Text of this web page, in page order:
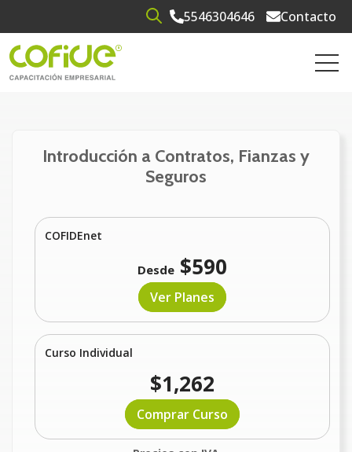
Open search5546304646 Contacto
Introducción a Contratos, Fianzas y
Seguros
Curso Individual
$1,262
Comprar Curso
COFIDEnet
Desde$590
Ver Planes